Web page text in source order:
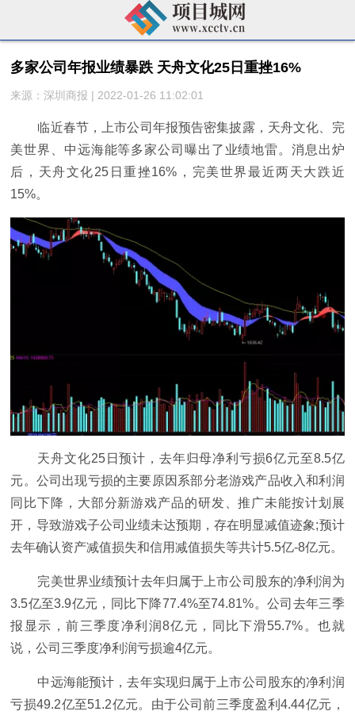
多家公司年报业绩暴跌 天舟文化25日重挫16%
来源：深圳商报 | 2022-01-26 11:02:01
临近春节，上市公司年报预告密集披露，天舟文化、完
美世界、中远海能等多家公司曝出了业绩地雷。消息出炉
后，天舟文化25日重挫16%，完美世界最近两天大跌近
15%。
天舟文化25日预计，去年归母净利亏损6亿元至8.5亿
元。公司出现亏损的主要原因系部分老游戏产品收入和利润
同比下降，大部分新游戏产品的研发、推广未能按计划展
开，导致游戏子公司业绩未达预期，存在明显减值迹象;预计
去年确认资产减值损失和信用减值损失等共计5.5亿-8亿元。
完美世界业绩预计去年归属于上市公司股东的净利润为
3.5亿至3.9亿元，同比下降77.4%至74.81%。公司去年三季
报显示，前三季度净利润8亿元，同比下滑55.7%。也就
说，公司三季度净利润亏损逾4亿元。
中远海能预计，去年实现归属于上市公司股东的净利润
亏损49.2亿至51.2亿元。由于公司前三季度盈利4.44亿元，